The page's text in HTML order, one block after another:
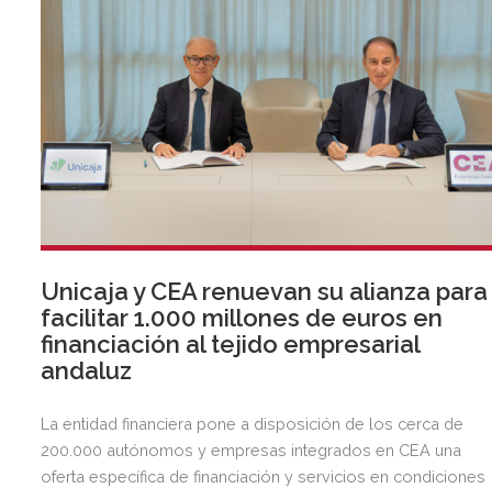
Unicaja y CEA renuevan su alianza para
facilitar 1.000 millones de euros en
financiación al tejido empresarial
andaluz
La entidad financiera pone a disposición de los cerca de
200.000 autónomos y empresas integrados en CEA una
oferta específica de financiación y servicios en condiciones